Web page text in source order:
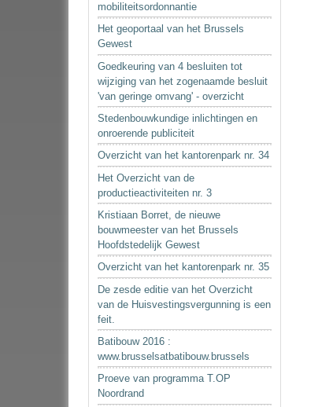
mobiliteitsordonnantie
Het geoportaal van het Brussels
Gewest
Goedkeuring van 4 besluiten tot
wijziging van het zogenaamde besluit
'van geringe omvang' - overzicht
Stedenbouwkundige inlichtingen en
onroerende publiciteit
Overzicht van het kantorenpark nr. 34
Het Overzicht van de
productieactiviteiten nr. 3
Kristiaan Borret, de nieuwe
bouwmeester van het Brussels
Hoofdstedelijk Gewest
Overzicht van het kantorenpark nr. 35
De zesde editie van het Overzicht
van de Huisvestingsvergunning is een
feit.
Batibouw 2016 :
www.brusselsatbatibouw.brussels
Proeve van programma T.OP
Noordrand